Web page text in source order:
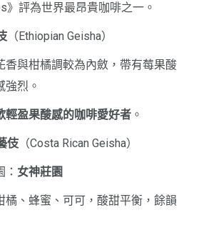
》評為世界最昂貴咖啡之一。
（Ethiopian Geisha）
香與柑橘調較為內斂，帶有莓果酸
強烈。
輕盈果酸感的咖啡愛好者。
伎（Costa Rican Geisha）
女神莊園
橘、蜂蜜、可可，酸甜平衡，餘韻